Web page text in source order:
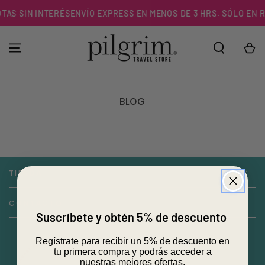
CONTENIDO
SIN INTERÉSENVÍO EXPRESS EN MENOS DE 3 HRS. SÓLO EN
Carrito
BLOG
TIENDA
CONTACTO
Suscríbete y obtén 5% de descuento
Regístrate para recibir un 5% de descuento en
tu primera compra y podrás acceder a
nuestras mejores ofertas.